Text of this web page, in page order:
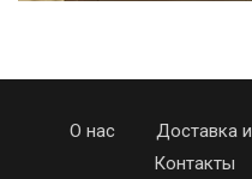
О нас Доставка
Контакты